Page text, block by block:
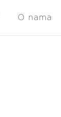
O nama